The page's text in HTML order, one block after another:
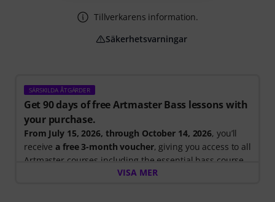
SÄRSKILDA ÅTGÄRDER
Get 90 days of free Artmaster Bass lessons with
your purchase.
From July 15, 2026, through October 14, 2026, you’ll
receivea free 3-month voucher, giving you access to all
Artmaster courses including the essential bass course
designed to strengthen your groove, timing, technique
VISA MER
Tillverkarens information.
Säkerhetsvarningar